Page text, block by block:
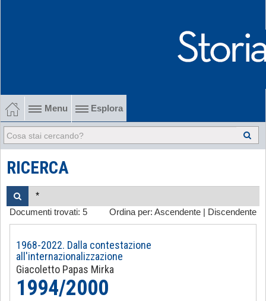
Menu Esplora
1902-1915 Gli esordi
1915-1945 Tra le due guerre
1945-1968 Dalla liberazione al '68
1968-2022 Dalla contestazione all'internazionalizzazione
-
RICERCA
Ordina per: Ascendente Discendente
Documenti trovati: 5
1968-2022. Dalla contestazione
all'internazionalizzazione
Giacoletto Papas Mirka
1994/2000